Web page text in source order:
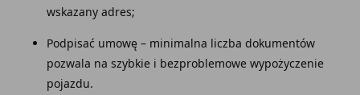
wskazany adres;
Podpisać umowę – minimalna liczba dokumentów
pozwala na szybkie i bezproblemowe wypożyczenie
pojazdu.